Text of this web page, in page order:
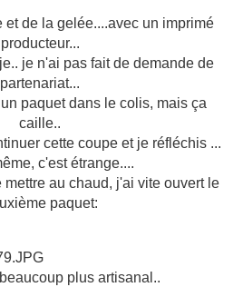
et de la gelée....avec un imprimé
producteur...
je n'ai pas fait de demande de
partenariat...
paquet dans le colis, mais ça
caille..
cette coupe et je réfléchis ...
c'est étrange....
au chaud, j'ai vite ouvert le
paquet:
plus artisanal..